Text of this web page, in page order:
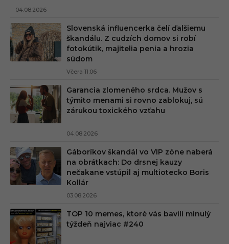
04.08.2026
Slovenská influencerka čelí ďalšiemu
škandálu. Z cudzích domov si robí
fotokútik, majitelia penia a hrozia
súdom
Včera 11:06
Garancia zlomeného srdca. Mužov s
týmito menami si rovno zablokuj, sú
zárukou toxického vzťahu
04.08.2026
Gáboríkov škandál vo VIP zóne naberá
na obrátkach: Do drsnej kauzy
nečakane vstúpil aj multiotecko Boris
Kollár
03.08.2026
TOP 10 memes, ktoré vás bavili minulý
týždeň najviac #240